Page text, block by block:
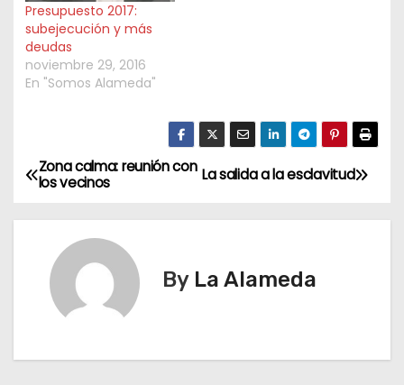
Presupuesto 2017:
subejecución y más
deudas
noviembre 29, 2016
En "Somos Alameda"
N
a
a
La salida a la esclavitud
Zona calma: reunión con
los vecinos
By La Alameda